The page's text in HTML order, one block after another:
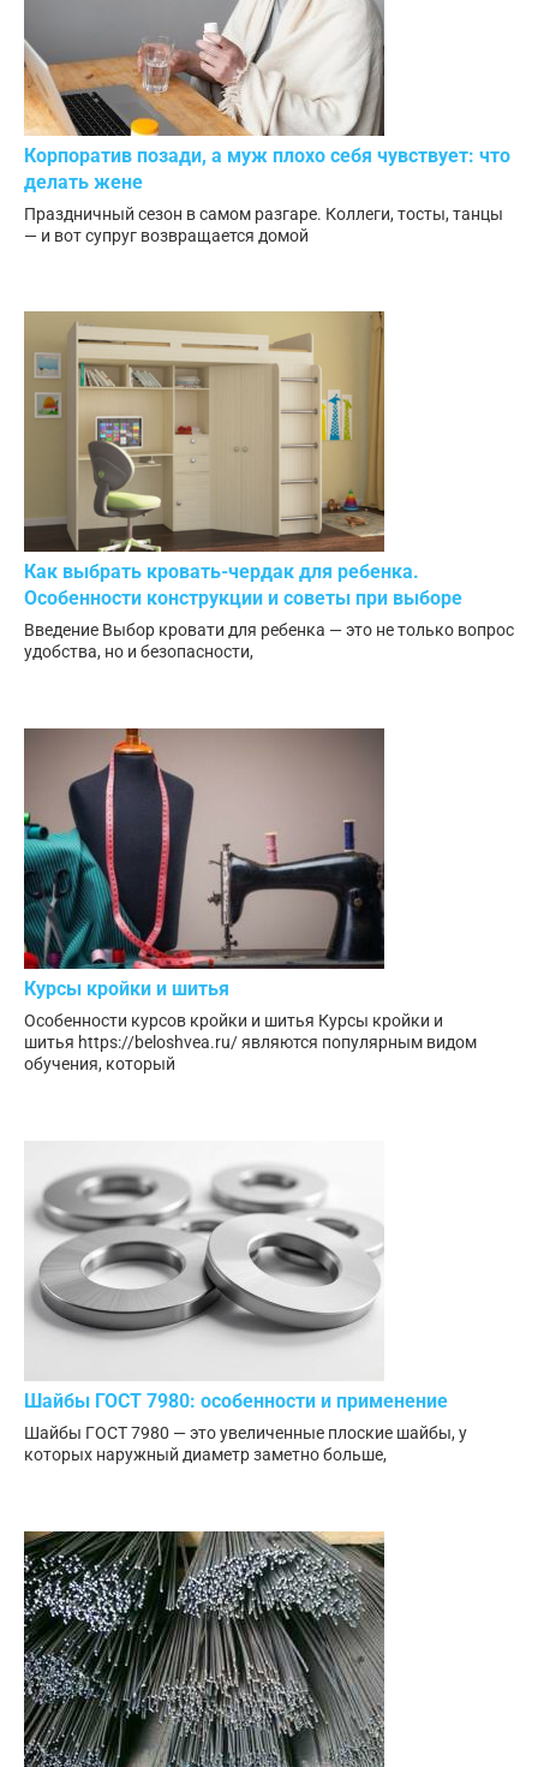
Корпоратив позади, а муж плохо себя чувствует: что
делать жене
Праздничный сезон в самом разгаре. Коллеги, тосты, танцы
— и вот супруг возвращается домой
Как выбрать кровать-чердак для ребенка.
Особенности конструкции и советы при выборе
Введение Выбор кровати для ребенка — это не только вопрос
удобства, но и безопасности,
Курсы кройки и шитья
Особенности курсов кройки и шитья Курсы кройки и
шитья https://beloshvea.ru/ являются популярным видом
обучения, который
Шайбы ГОСТ 7980: особенности и применение
Шайбы ГОСТ 7980 — это увеличенные плоские шайбы, у
которых наружный диаметр заметно больше,